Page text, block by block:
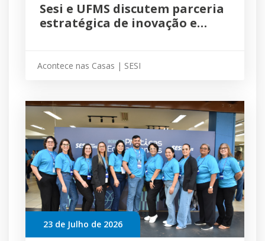
Sesi e UFMS discutem parceria
estratégica de inovação e
Acontece nas Casas | SESI
23 de Julho de 2026